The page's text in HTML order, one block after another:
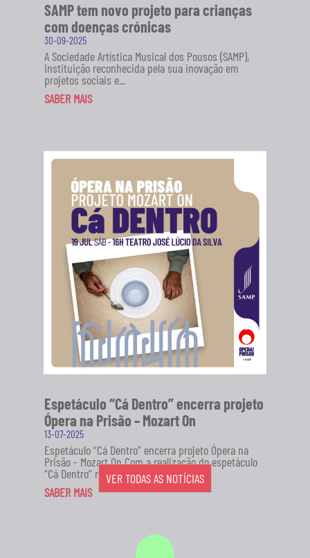
SAMP tem novo projeto para crianças
com doenças crónicas
30-09-2025
A Sociedade Artística Musical dos Pousos (SAMP),
instituição reconhecida pela sua inovação em
projetos sociais e...
SABER MAIS
Espetáculo “Cá Dentro” encerra projeto
Ópera na Prisão – Mozart On
13-07-2025
Espetáculo “Cá Dentro” encerra projeto Ópera na
Prisão - Mozart On Com a realização do espetáculo
“Cá Dentro” no...
SABER MAIS
VER TODAS AS NOTÍCIAS